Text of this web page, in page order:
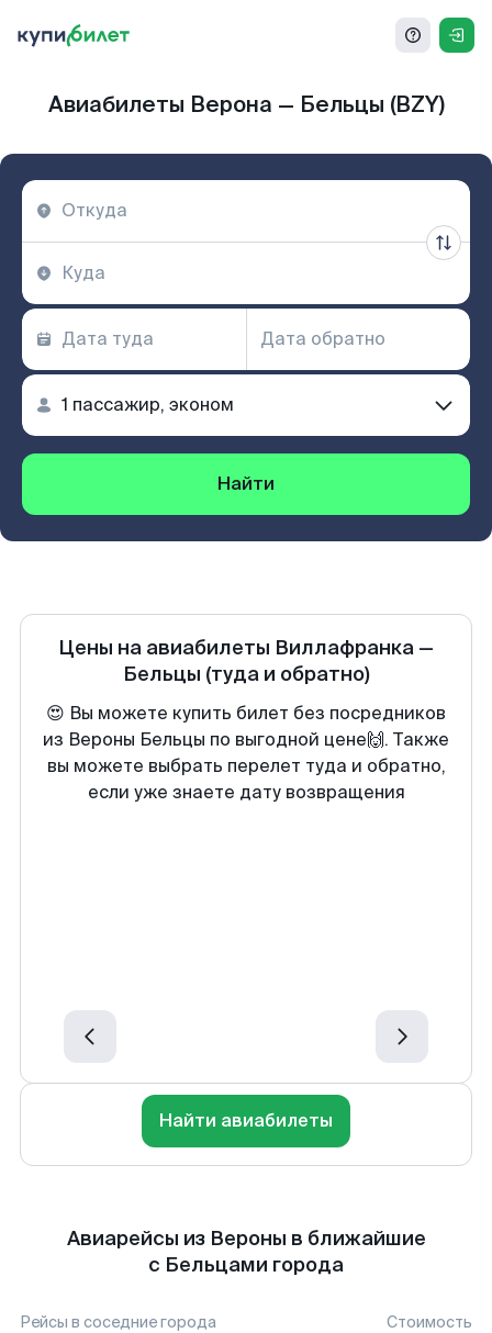
Авиабилеты Верона — Бельцы (BZY)
Найти
Цены на авиабилеты Виллафранка —
Бельцы (туда и обратно)
😍 Вы можете купить билет без посредников
из Вероны Бельцы по выгодной цене🙌. Также
вы можете выбрать перелет туда и обратно,
если уже знаете дату возвращения
Найти авиабилеты
Авиарейсы из Вероны в ближайшие
с Бельцами города
Рейсы в соседние города Стоимость